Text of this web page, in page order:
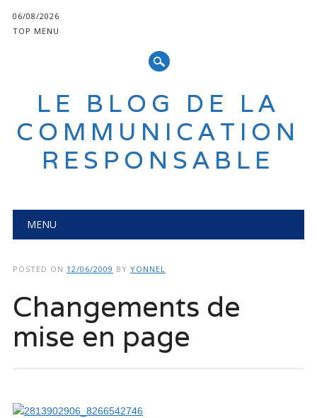
06/08/2026
TOP MENU
LE BLOG DE LA
COMMUNICATION
RESPONSABLE
Main menu
MENU
POSTED ON 12/06/2009 BY YONNEL
Changements de
mise en page